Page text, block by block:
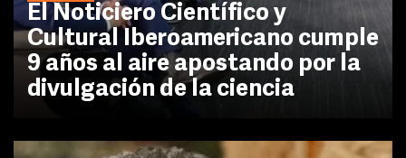
El Noticiero Científico y
Cultural Iberoamericano cumple
9 años al aire apostando por la
divulgación de la ciencia